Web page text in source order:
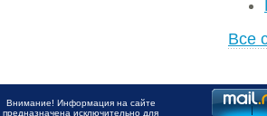
Все
Внимание! Информация на сайте
предназначена исключительно для